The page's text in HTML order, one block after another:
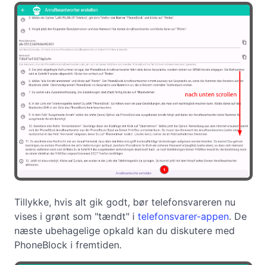
Tillykke, hvis alt gik godt, bør telefonsvareren nu
vises i grønt som "tændt" i telefonsvarer-appen. De
næste ubehagelige opkald kan du diskutere med
PhoneBlock i fremtiden.